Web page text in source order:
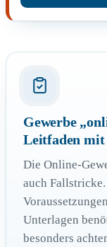
Gewerbe
Leitfaden mit
Die Online-
auch
Unterlagen
besonders